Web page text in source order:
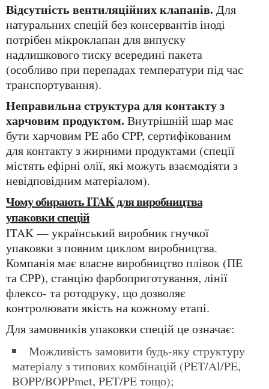
Відсутність вентиляційних клапанів. Для
натуральних спецій без консервантів іноді
потрібен мікроклапан для випуску
надлишкового тиску всередині пакета
(особливо при перепадах температури під час
транспортування).
Неправильна структура для контакту з
харчовим продуктом. Внутрішній шар має
бути харчовим PE або CPP, сертифікованим
для контакту з жирними продуктами (спеції
містять ефірні олії, які можуть взаємодіяти з
невідповідним матеріалом).
Чому обирають ITAK для виробництва
упаковки спецій
ITAK — український виробник гнучкої
упаковки з повним циклом виробництва.
Компанія має власне виробництво плівок (ПЕ
та СРР), станцію фарбоприготування, лінії
флексо- та ротодруку, що дозволяє
контролювати якість на кожному етапі.
Для замовників упаковки спецій це означає:
можливість замовити будь-яку структуру
матеріалу з типових комбінацій (PET/Al/PE,
BOPP/BOPPmet, PET/PE тощо);